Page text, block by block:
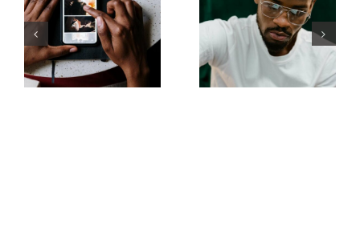
aplikacje do
animacji
zdjęć na
angażujące
posty na
wskazówek
dotyczących
zrozumienia
algorytmu